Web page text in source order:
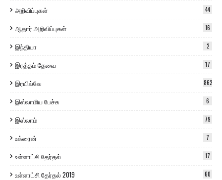
அறிவிப்புகள் 44
ஆதார் அறிவிப்புகள் 16
இந்தியா 2
இரத்தம் தேவை 17
இரயில்வே 862
இஸ்லாமிய பேச்சு 6
இஸ்லாம் 79
உக்ரைன் 7
உள்ளாட்சி தேர்தல் 17
உள்ளாட்சி தேர்தல் 2019 60